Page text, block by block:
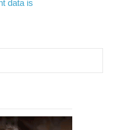
data is